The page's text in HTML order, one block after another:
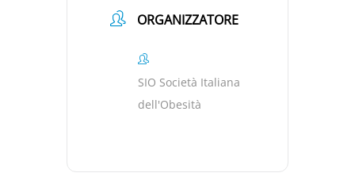
ORGANIZZATORE
SIO Società Italiana
dell'Obesità